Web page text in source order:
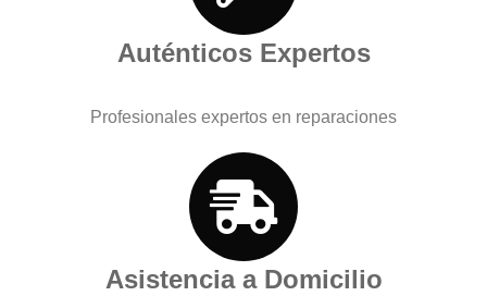
Auténticos Expertos
Profesionales expertos en reparaciones
Asistencia a Domicilio